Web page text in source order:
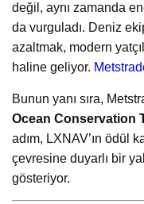
değil, aynı zamanda
da vurguladı. Deniz
azaltmak, modern
haline geliyor.
Bunun yanı sıra,
Ocean Conservation
adım, LXNAV’ın ödül
çevresine duyarlı bir
gösteriyor.